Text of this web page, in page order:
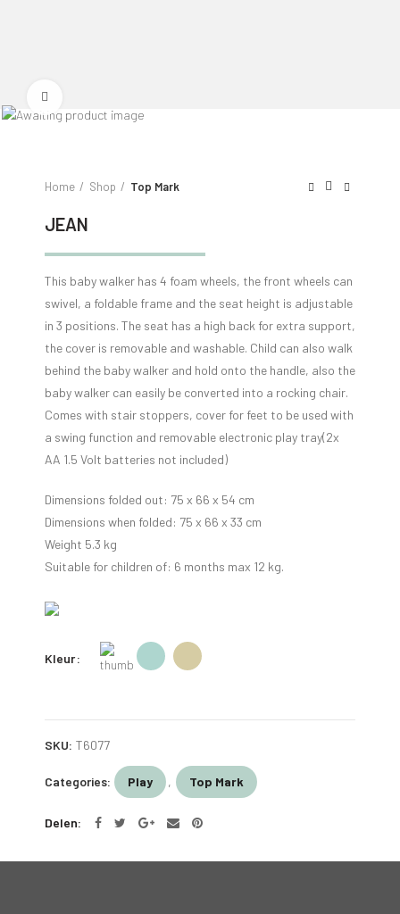
Home Shop Top Mark
JEAN
This baby walker has 4 foam wheels, the front wheels can
swivel, a foldable frame and the seat height is adjustable
in 3 positions. The seat has a high back for extra support,
the cover is removable and washable. Child can also walk
behind the baby walker and hold onto the handle, also the
baby walker can easily be converted into a rocking chair.
Comes with stair stoppers, cover for feet to be used with
a swing function and removable electronic play tray(2x
AA 1.5 Volt batteries not included)
Dimensions folded out: 75 x 66 x 54 cm
Dimensions when folded: 75 x 66 x 33 cm
Weight 5.3 kg
Suitable for children of: 6 months max 12 kg.
Kleur
SKU: T6077
Categories: Play , Top Mark
Delen